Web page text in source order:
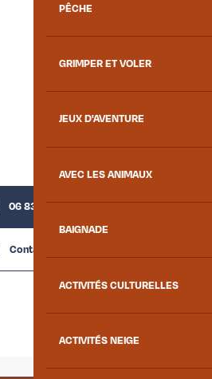
PÊCHE
GRIMPER ET VOLER
JEUX D'AVENTURE
AVEC LES ANIMAUX
BAIGNADE
ACTIVITÉS CULTURELLES
ACTIVITÉS NEIGE
06 83 63 97▒▒
Contactez-nous